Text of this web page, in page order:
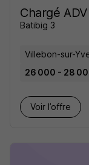
Chargé
Batibig 3
Villebon-sur-
26 000 - 28
Voir l’offre